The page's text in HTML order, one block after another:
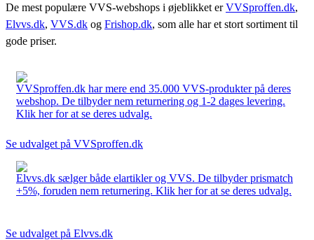
De mest populære VVS-webshops i øjeblikket erVVSproffen.dk,
Elvvs.dk, VVS.dk og Frishop.dk, som alle har et stort sortiment til
gode priser.
VVSproffen.dk har mere end 35.000 VVS-produkter på deres
webshop. De tilbyder nem returnering og 1-2 dages levering.
Klik her for at se deres udvalg.
Se udvalget på VVSproffen.dk
Elvvs.dk sælger både elartikler og VVS. De tilbyder prismatch
+5%, foruden nem returnering. Klik her for at se deres udvalg.
Se udvalget på Elvvs.dk